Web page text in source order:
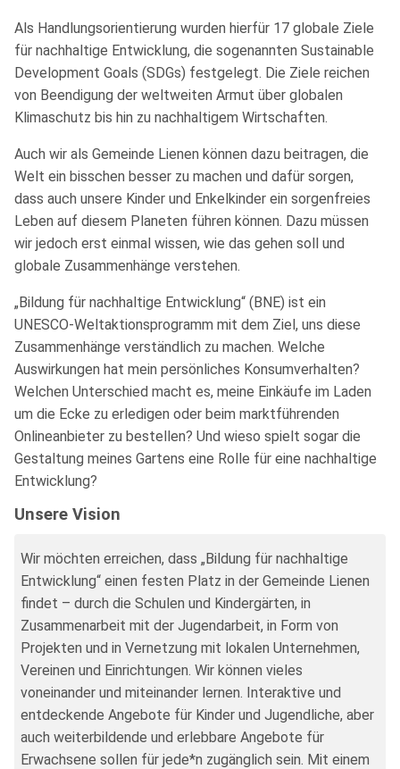
Als Handlungsorientierung wurden hierfür 17 globale Ziele
für nachhaltige Entwicklung, die sogenannten Sustainable
Development Goals (SDGs) festgelegt. Die Ziele reichen
von Beendigung der weltweiten Armut über globalen
Klimaschutz bis hin zu nachhaltigem Wirtschaften.
Auch wir als Gemeinde Lienen können dazu beitragen, die
Welt ein bisschen besser zu machen und dafür sorgen,
dass auch unsere Kinder und Enkelkinder ein sorgenfreies
Leben auf diesem Planeten führen können. Dazu müssen
wir jedoch erst einmal wissen, wie das gehen soll und
globale Zusammenhänge verstehen.
„Bildung für nachhaltige Entwicklung“ (BNE) ist ein
UNESCO-Weltaktionsprogramm mit dem Ziel, uns diese
Zusammenhänge verständlich zu machen. Welche
Auswirkungen hat mein persönliches Konsumverhalten?
Welchen Unterschied macht es, meine Einkäufe im Laden
um die Ecke zu erledigen oder beim marktführenden
Onlineanbieter zu bestellen? Und wieso spielt sogar die
Gestaltung meines Gartens eine Rolle für eine nachhaltige
Entwicklung?
Unsere Vision
Wir möchten erreichen, dass „Bildung für nachhaltige
Entwicklung“ einen festen Platz in der Gemeinde Lienen
findet – durch die Schulen und Kindergärten, in
Zusammenarbeit mit der Jugendarbeit, in Form von
Projekten und in Vernetzung mit lokalen Unternehmen,
Vereinen und Einrichtungen. Wir können vieles
voneinander und miteinander lernen. Interaktive und
entdeckende Angebote für Kinder und Jugendliche, aber
auch weiterbildende und erlebbare Angebote für
Erwachsene sollen für jede*n zugänglich sein. Mit einem